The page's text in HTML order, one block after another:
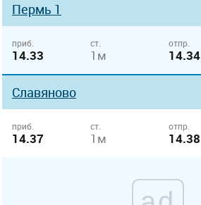
Пермь 1
приб.
14.33
ст.
1м
отпр.
14.34
Славяново
приб.
14.37
ст.
1м
отпр.
14.38